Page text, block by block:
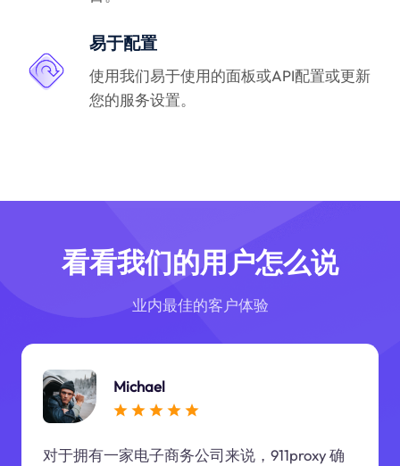
易于配置
使用我们易于使用的面板或API配置或更新
您的服务设置。
看看我们的用户怎么说
业内最佳的客户体验
Michael
对于拥有一家电子商务公司来说，911proxy 确